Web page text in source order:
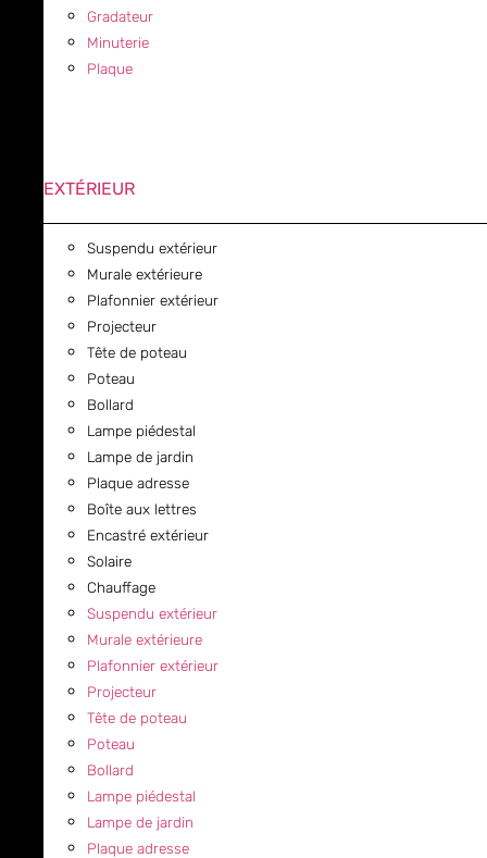
Gradateur
Minuterie
Plaque
EXTÉRIEUR
Suspendu extérieur
Murale extérieure
Plafonnier extérieur
Projecteur
Tête de poteau
Poteau
Bollard
Lampe piédestal
Lampe de jardin
Plaque adresse
Boîte aux lettres
Encastré extérieur
Solaire
Chauffage
Suspendu extérieur
Murale extérieure
Plafonnier extérieur
Projecteur
Tête de poteau
Poteau
Bollard
Lampe piédestal
Lampe de jardin
Plaque adresse